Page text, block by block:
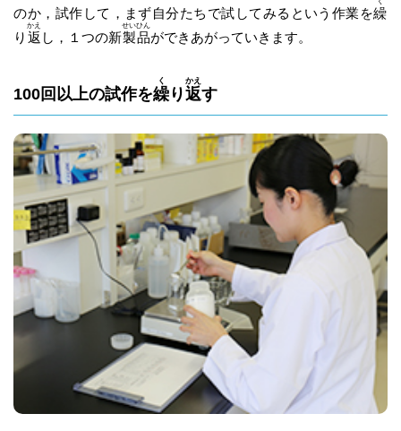
のか，試作して，まず自分たちで試してみるという作業を繰
り 返
かえ
し，１つの新製品
せいひん
ができあがっていきます。
100回以上の試作を繰
く
り返
かえ
す